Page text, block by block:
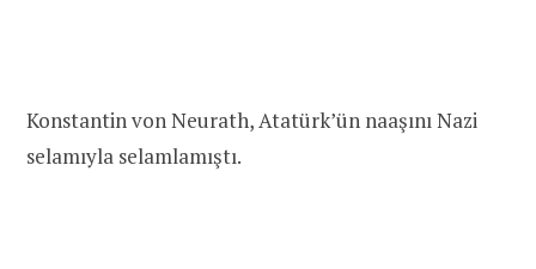
Konstantin von Neurath, Atatürk’ün naaşını Nazi
selamıyla selamlamıştı.